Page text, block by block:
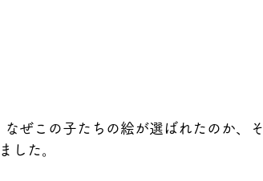
ぜこの子たちの絵が選ばれたのか、そ
した。